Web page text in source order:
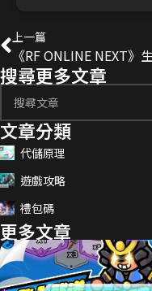
上一篇
搜尋更多文章
文章分類
代儲原理
遊戲攻略
禮包碼
更多文章